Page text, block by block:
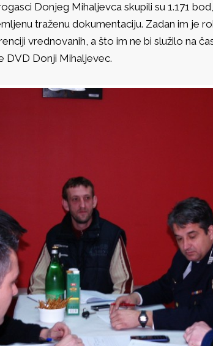
Donjeg Mihaljevca skupili su 1.171
traženu dokumentaciju. Zadan im je
vrednovanih, a što im ne bi služilo na
DVD Donji Mihaljevec.